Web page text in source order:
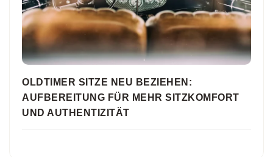
OLDTIMER SITZE NEU BEZIEHEN:
AUFBEREITUNG FÜR MEHR SITZKOMFORT
UND AUTHENTIZITÄT